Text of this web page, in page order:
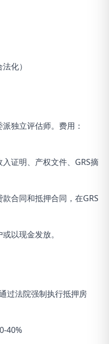
化）
独立评估师。费用：
证明、产权文件、GRS摘
合同和抵押合同，在GRS
以现金发放。
过法院强制执行抵押房
40%